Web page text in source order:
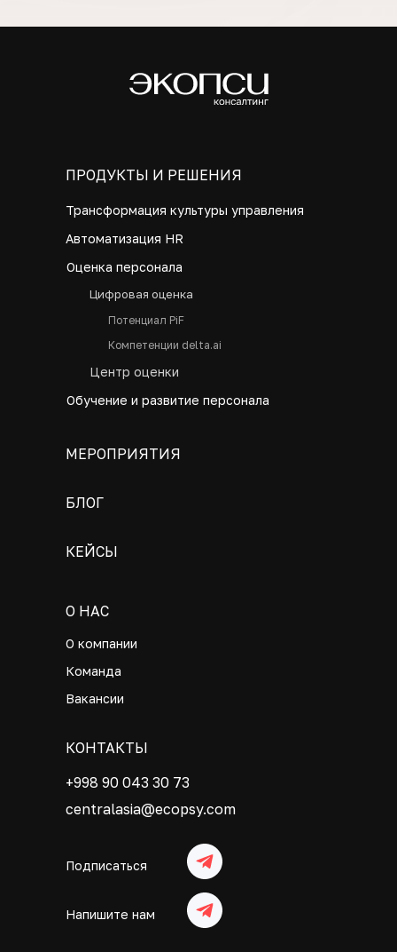
ПРОДУКТЫ И РЕШЕНИЯ
КЕЙСЫ
О НАС
+998 90 043 30 73
centralasia@ecopsy.com
Подписаться
Напишите нам
Оценка персонала
О компании
КОНТАКТЫ
Трансформация культуры управления
Автоматизация HR
Команда
Вакансии
Потенциал PiF
Цифровая оценка
Компетенции delta.ai
Центр оценки
Обучение и развитие персонала
МЕРОПРИЯТИЯ
БЛОГ